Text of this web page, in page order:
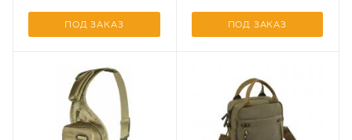
ПОД ЗАКАЗ ПОД ЗАКАЗ